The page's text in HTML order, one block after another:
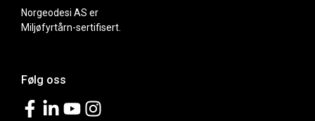
Norgeodesi AS er
Miljøfyrtårn-sertifisert.
Følg oss